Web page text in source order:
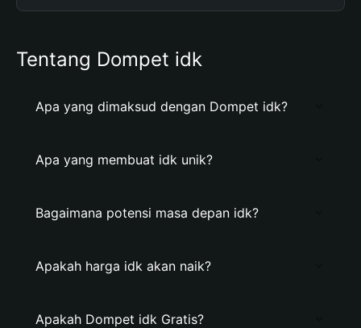
Tentang Dompet idk
Apa yang dimaksud dengan Dompet idk?
Apa yang membuat idk unik?
Bagaimana potensi masa depan idk?
Apakah harga idk akan naik?
Apakah Dompet idk Gratis?